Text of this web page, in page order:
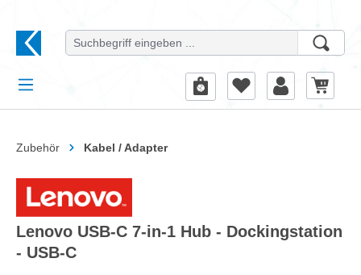
Zubehör Kabel / Adapter
Lenovo USB-C 7-in-1 Hub - Dockingstation
- USB-C